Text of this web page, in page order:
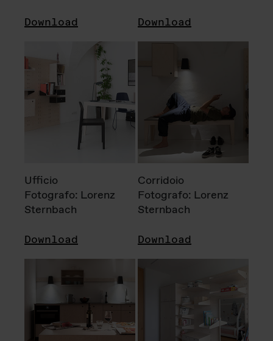
Download Download
Ufficio
Fotografo: Lorenz
Sternbach
Download
Corridoio
Fotografo: Lorenz
Sternbach
Download